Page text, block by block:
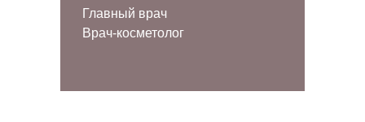
Главный врач
Врач-косметолог